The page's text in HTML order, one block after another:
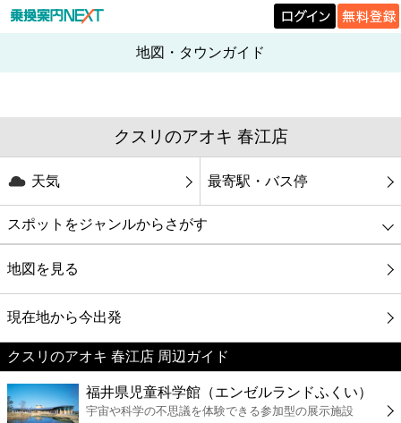
地図・タウンガイド
クスリのアオキ 春江店
天気 最寄駅・バス停
スポットをジャンルからさがす
グルメ
映画
美容
コンビニ
地図を見る
現在地から今出発
クスリのアオキ 春江店 周辺ガイド
福井県児童科学館（エンゼルランドふくい）
宇宙や科学の不思議を体験できる参加型の展示施設